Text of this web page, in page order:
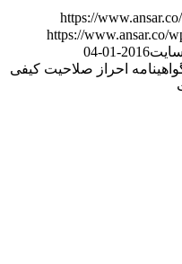
https://
https://www.ansar.co/
2016-01-04
احراز صلاحیت کیفی